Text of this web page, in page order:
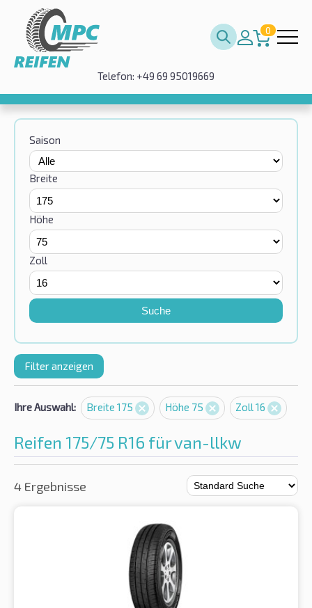
0
Telefon: +49 69 95019669
Saison
Breite
Höhe
Zoll
Suche
Filter anzeigen
Ihre Auswahl: Breite 175 Höhe 75 Zoll 16
Reifen 175/75 R16 für van-llkw
4 Ergebnisse